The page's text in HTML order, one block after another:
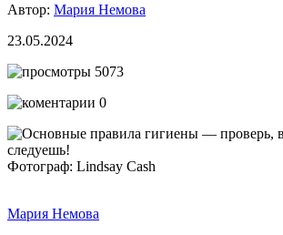
Автор: Мария Немова
23.05.2024
5073
0
Фотограф: Lindsay Cash
Мария Немова